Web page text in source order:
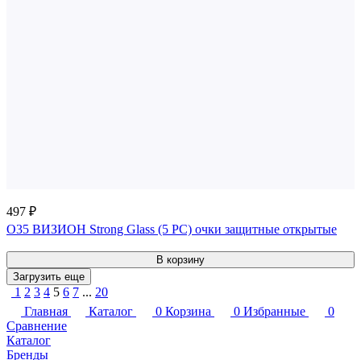
497 ₽
О35 ВИЗИОН Strong Glass (5 PC) очки защитные открытые
В корзину
Загрузить еще
1 2 3 4 5 6 7 ... 20
Главная
Каталог 0 Корзина 0 Избранные
0
Сравнение
Каталог
Бренды